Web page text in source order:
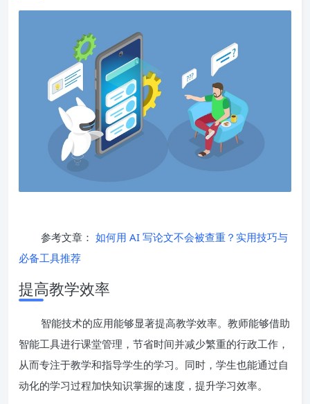
参考文章： 如何用 AI 写论文不会被查重？实用技巧与
必备工具推荐
提高教学效率
智能技术的应用能够显著提高教学效率。教师能够借助
智能工具进行课堂管理，节省时间并减少繁重的行政工作，
从而专注于教学和指导学生的学习。同时，学生也能通过自
动化的学习过程加快知识掌握的速度，提升学习效率。